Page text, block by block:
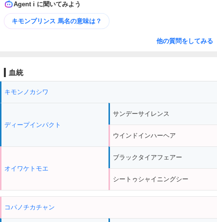
Agent i に聞いてみよう
キモンプリンス 馬名の意味は？
他の質問をしてみる
血統
キモンノカシワ
ディープインパクト
オイワケトモエ
サンデーサイレンス
ウインドインハーヘア
ブラックタイアフェアー
シートゥシャイニングシー
コパノチカチャン